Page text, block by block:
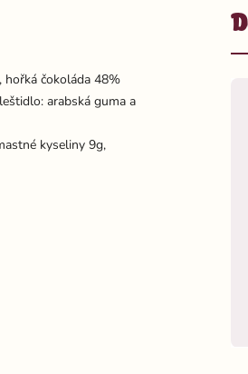
hořká čokoláda 48%
arabská guma a
kyseliny 9g,